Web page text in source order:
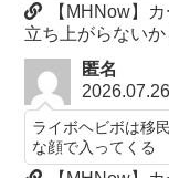
【MHNow】
立ち上がらない
匿名
2026.07.26
ライボヘビボは移
な顔で入ってくる